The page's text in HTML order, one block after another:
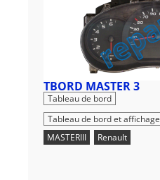
TBORD MASTER 3
Tableau de bord
Tableau de bord et affichage
MASTERIII
Renault